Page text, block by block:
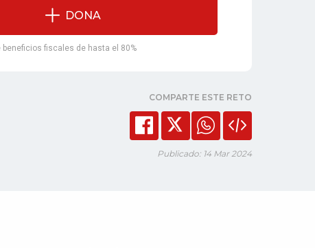
DONA
beneficios fiscales de hasta el 80%
COMPARTE ESTE RETO
Publicado: 14 Mar 2024